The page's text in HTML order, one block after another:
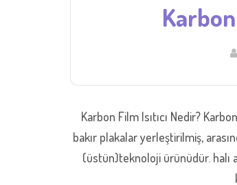
Karbon Film Isıtıcı Nedir?
bakır plakalar yerleştirilmiş,
(üstün)teknoloji ürünüdür. halı